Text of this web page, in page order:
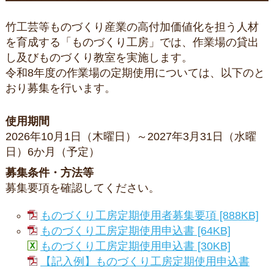
竹工芸等ものづくり産業の高付加価値化を担う人材
を育成する「ものづくり工房」では、作業場の貸出
し及びものづくり教室を実施します。
令和8年度の作業場の定期使用については、以下のと
おり募集を行います。
使用期間
2026年10月1日（木曜日）～2027年3月31日（水曜
日）6か月（予定）
募集条件・方法等
募集要項を確認してください。
ものづくり工房定期使用者募集要項 [888KB]
ものづくり工房定期使用申込書 [64KB]
ものづくり工房定期使用申込書 [30KB]
【記入例】ものづくり工房定期使用申込書